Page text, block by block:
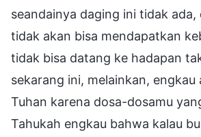
seandainya daging ini tidak ada,
tidak akan bisa mendapatkan
tidak bisa datang ke hadapan
sekarang ini, melainkan, engkau
Tuhan karena dosa-dosamu
Tahukah engkau bahwa kalau